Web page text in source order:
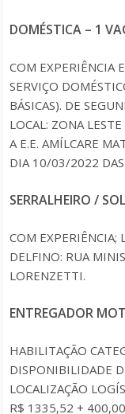
DOMÉSTICA – 1
COM EXPERIÊNCIA
SERVIÇO
BÁSICAS). DE
LOCAL: ZONA
A E.E. AMÍLCARE
DIA 10/03/2022
SERRALHEIRO /
COM EXPERIÊNCIA;
DELFINO: RUA
LORENZETTI.
ENTREGADOR
HABILITAÇÃO
DISPONIBILIDADE
LOCALIZAÇÃO
R$ 1335,52 +